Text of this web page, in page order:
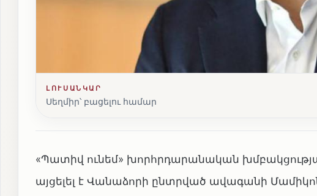
ԼՈՒՍԱՆԿԱՐ
Սեղմիր՝ բացելու համար
«Պատիվ ունեմ» խորհրդարանական
այցելել է Վանաձորի ընտրված ավագանի